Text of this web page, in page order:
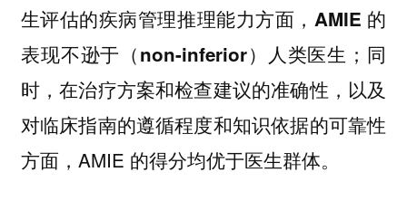
生评估的疾病管理推理能力方面，AMIE 的
表现不逊于（non-inferior）人类医生； 同
时，在治疗方案和检查建议的准确性，以及
对临床指南的遵循程度和知识依据的可靠性
方面，AMIE 的得分均优于医生群体。